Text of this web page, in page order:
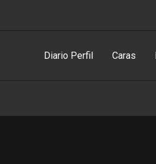
Diario Perfil Caras